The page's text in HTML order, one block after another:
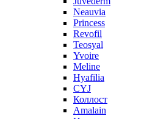
Neauvia
Princess
Revofil
Teosyal
Yvoire
Meline
Hyafilia
CYJ
Коллост
Amalain